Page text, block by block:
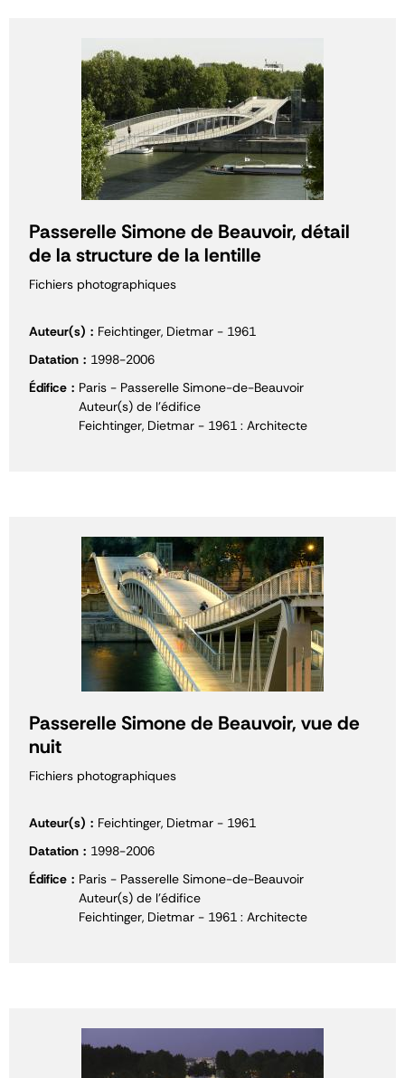
Passerelle Simone de Beauvoir, détail
de la structure de la lentille
Fichiers photographiques
Auteur(s)
Feichtinger, Dietmar - 1961
Datation
1998-2006
Édifice
Paris - Passerelle Simone-de-Beauvoir
Auteur(s) de l'édifice
Feichtinger, Dietmar - 1961 : Architecte
Passerelle Simone de Beauvoir, vue de
nuit
Fichiers photographiques
Auteur(s)
Feichtinger, Dietmar - 1961
Datation
1998-2006
Édifice
Paris - Passerelle Simone-de-Beauvoir
Auteur(s) de l'édifice
Feichtinger, Dietmar - 1961 : Architecte